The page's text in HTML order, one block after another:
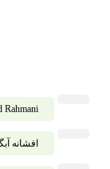
Rahmani
افشانه